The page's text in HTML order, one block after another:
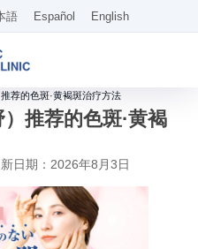
語 Español English
荐的色斑·黄褐斑治疗方法
推荐的色斑·黄褐
日期：2026年8月3日